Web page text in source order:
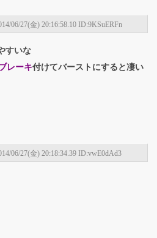
06/27(金) 20:16:58.10 ID:9KSuERFn
すいな
レーキ付けてバーストにすると凄い
06/27(金) 20:18:34.39 ID:vwE0dAd3